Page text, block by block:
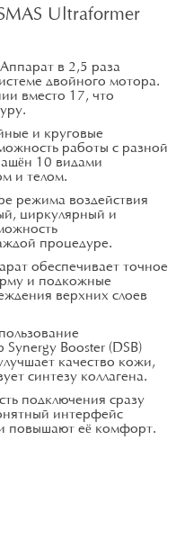
Ultraformer
Аппарат в 2,5 раза
двойного мотора.
вместо 17, что
и круговые
работы с разной
10 видами
и телом.
режима воздействия
циркулярный и
процедуре.
обеспечивает точное
и подкожные
верхних слоев
Booster (DSB)
качество кожи,
синтезу коллагена.
подключения сразу
интерфейс
повышают её комфорт.